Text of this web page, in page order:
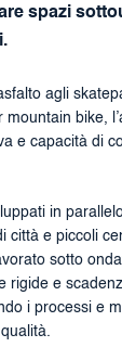
spazi
agli
mountain bike,
e capacità di
in
città e piccoli
sotto
rigide e
i processi e